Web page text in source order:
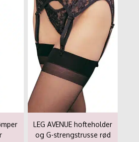
Mulighederne
kan
vælges
på
LEG AVENUE hofteholder
og G-strengstrusse rød